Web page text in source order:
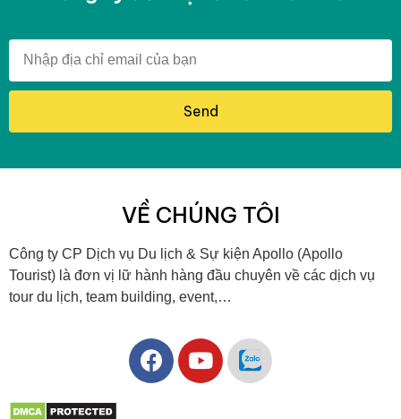
Send
VỀ CHÚNG TÔI
Công ty CP Dịch vụ Du lịch & Sự kiện Apollo (Apollo
Tourist) là đơn vị lữ hành hàng đầu chuyên về các dịch vụ
tour du lịch, team building, event,…